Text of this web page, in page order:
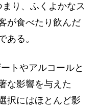
り、ふくよかなス
が食べたり飲んだ
ある。
トやアルコールと
な影響を与えた
択にはほとんど影